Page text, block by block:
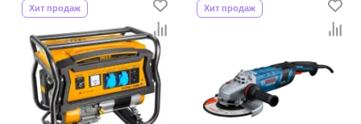
Хит продаж Хит продаж